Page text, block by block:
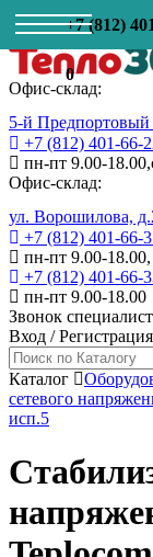
+7 (812)
0
Офис-склад:
5-й Предпортовый
+7 (812) 401-66-
пн-пт 9.00-
Офис-склад:
ул. Ворошилова,
+7 (812) 401-66-
пн-пт 9.00-
+7 (812) 401-66-
пн-пт 9.00-18.00
Звонок
Вход /Регистрация
Каталог
сетевого
исп.5